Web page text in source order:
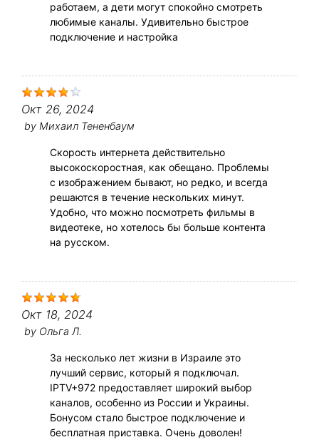
работаем, а дети могут спокойно смотреть
любимые каналы. Удивительно быстрое
подключение и настройка
Окт 26, 2024
by Михаил Тененбаум
Скорость интернета действительно
высокоскоростная, как обещано. Проблемы
с изображением бывают, но редко, и всегда
решаются в течение нескольких минут.
Удобно, что можно посмотреть фильмы в
видеотеке, но хотелось бы больше контента
на русском.
Окт 18, 2024
by Ольга Л.
За несколько лет жизни в Израиле это
лучший сервис, который я подключал.
IPTV+972 предоставляет широкий выбор
каналов, особенно из России и Украины.
Бонусом стало быстрое подключение и
бесплатная приставка. Очень доволен!